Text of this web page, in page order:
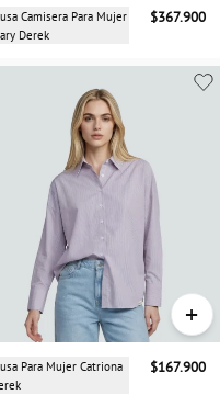
Camisera Para Mujer
Derek
$367.900
+
Para Mujer Catriona
$167.900